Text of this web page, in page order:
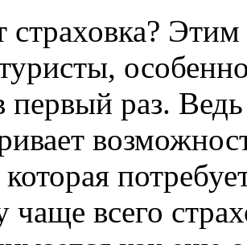
страховка?
первый раз.
чаще всего